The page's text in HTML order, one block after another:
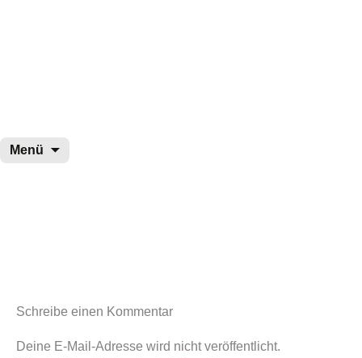
Menü
Schreibe einen Kommentar
Deine E-Mail-Adresse wird nicht veröffentlicht.